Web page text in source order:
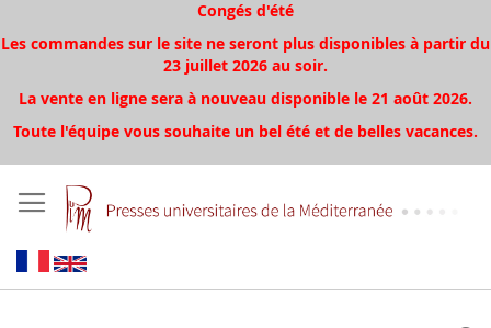
Congés d'été
Les commandes sur le site ne seront plus disponibles à partir du
23 juillet 2026 au soir.
La vente en ligne sera à nouveau disponible le 21 août 2026.
Toute l'équipe vous souhaite un bel été et de belles vacances.